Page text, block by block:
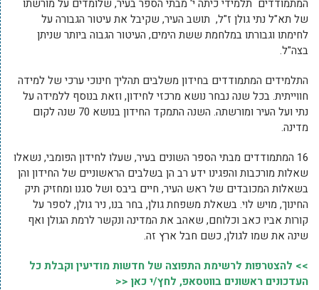
המתמודדים תלמידי כיתה י' מבתי הספר בעיר, שלומדים על מורשתו
של תא"ל נתי גולן ז"ל, תושב העיר, שקיבל את עיטור הגבורה על
לחימתו וגבורתו במלחמת ששת הימים, העיטור הגבוה ביותר שניתן
בצה"ל.
התלמידים המתמודדים בחידון משלבים תהליך חינוכי ערכי של למידה
חווייתית. בכל שנה נבחר נושא מרכזי לחידון, וזאת בנוסף ללמידה על
נתי ועל העיר ומורשתה. השנה התמקד החידון בנושא 70 שנה לקום
מדינה.
16 המתמודדים מבתי הספר השונים בעיר, שעלו לחידון הפומבי, נשאלו
שאלות מורכבות והפגינו ידע רב הן בשלבים הראשוניים של החידון והן
בשאלות המכובדים של ראש העיר, חיים ביבס ושל סגנו ומחזיק תיק
החינוך, מויש לוי. בשאלת משפחת גולן, בחר בנו, ניר גולן, לספר על
קורות אביו כאב וכלוחם, שאהב את המדינה ונקשר לרמת הגולן ואף
שינה את שמו לגולן, כשם חבל ארץ זה.
>> להצטרפות לרשימת התפוצה של חדשות מודיעין וקבלת כל
העדכונים ראשונים בווטסאפ, לחץ/י כאן <<